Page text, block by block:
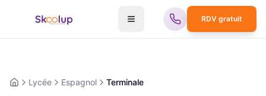
RDV gratuit
AccueilLycée Espagnol Terminale